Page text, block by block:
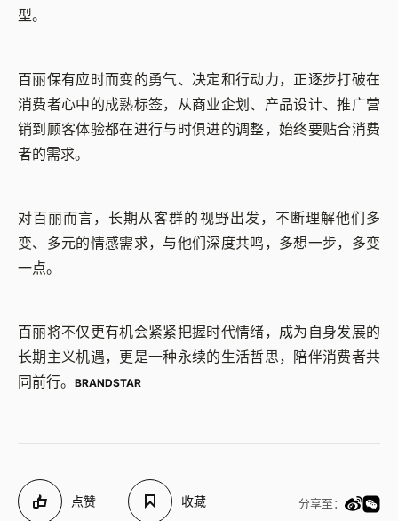
型。
百丽保有应时而变的勇气、决定和行动力，正逐步打破在
消费者心中的成熟标签，从商业企划、产品设计、推广营
销到顾客体验都在进行与时俱进的调整，始终要贴合消费
者的需求。
对百丽而言，长期从客群的视野出发，不断理解他们多
变、多元的情感需求，与他们深度共鸣，多想一步，多变
一点。
百丽将不仅更有机会紧紧把握时代情绪，成为自身发展的
长期主义机遇，更是一种永续的生活哲思，陪伴消费者共
同前行。
BRANDSTAR
点赞 收藏 分享至：